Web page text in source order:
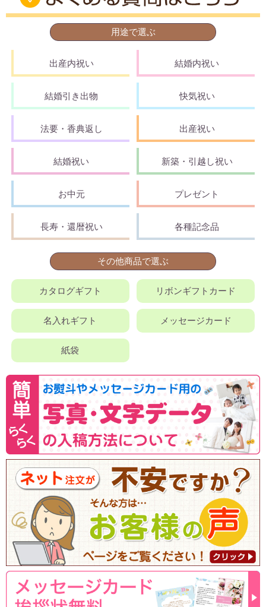
用途で選ぶ
出産内祝い 結婚内祝い
結婚引き出物 快気祝い
法要・香典返し 出産祝い
結婚祝い 新築・引越し祝い
お中元 プレゼント
長寿・還暦祝い 各種記念品
その他商品で選ぶ
カタログギフト リボンギフトカード
名入れギフト メッセージカード
紙袋